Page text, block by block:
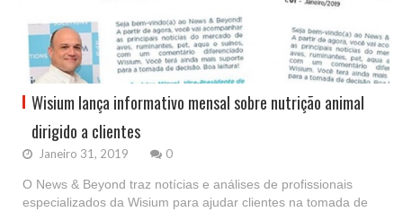
Wisium lança informativo mensal sobre nutrição animal
dirigido a clientes
Janeiro 31, 2019 0
O News & Beyond traz notícias e análises de profissionais
especializados da Wisium para ajudar clientes na tomada de